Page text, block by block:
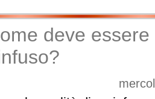
deve